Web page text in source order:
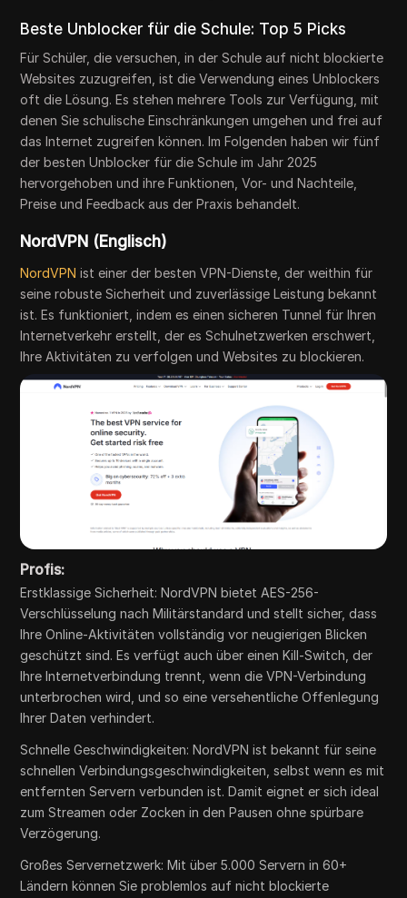
Beste Unblocker für die Schule: Top 5 Picks
Für Schüler, die versuchen, in der Schule auf nicht blockierte
Websites zuzugreifen, ist die Verwendung eines Unblockers
oft die Lösung. Es stehen mehrere Tools zur Verfügung, mit
denen Sie schulische Einschränkungen umgehen und frei auf
das Internet zugreifen können. Im Folgenden haben wir fünf
der besten Unblocker für die Schule im Jahr 2025
hervorgehoben und ihre Funktionen, Vor- und Nachteile,
Preise und Feedback aus der Praxis behandelt.
NordVPN (Englisch)
NordVPN ist einer der besten VPN-Dienste, der weithin für
seine robuste Sicherheit und zuverlässige Leistung bekannt
ist. Es funktioniert, indem es einen sicheren Tunnel für Ihren
Internetverkehr erstellt, der es Schulnetzwerken erschwert,
Ihre Aktivitäten zu verfolgen und Websites zu blockieren.
Profis:
Erstklassige Sicherheit: NordVPN bietet AES-256-
Verschlüsselung nach Militärstandard und stellt sicher, dass
Ihre Online-Aktivitäten vollständig vor neugierigen Blicken
geschützt sind. Es verfügt auch über einen Kill-Switch, der
Ihre Internetverbindung trennt, wenn die VPN-Verbindung
unterbrochen wird, und so eine versehentliche Offenlegung
Ihrer Daten verhindert.
Schnelle Geschwindigkeiten: NordVPN ist bekannt für seine
schnellen Verbindungsgeschwindigkeiten, selbst wenn es mit
entfernten Servern verbunden ist. Damit eignet er sich ideal
zum Streamen oder Zocken in den Pausen ohne spürbare
Verzögerung.
Großes Servernetzwerk: Mit über 5.000 Servern in 60+
Ländern können Sie problemlos auf nicht blockierte